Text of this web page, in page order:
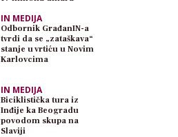
IN MEDIJA
Odbornik GrađanIN-a
tvrdi da se „zataškava“
stanje u vrtiću u Novim
Karlovcima
IN MEDIJA
Biciklistička tura iz
Inđije ka Beogradu
povodom skupa na
Slaviji